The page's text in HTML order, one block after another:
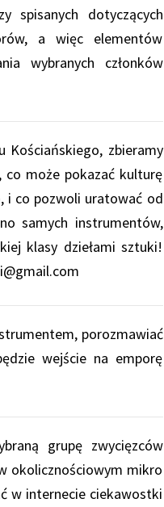
spisanych dotyczących
a więc elementów
wybranych członków
Kościańskiego, zbieramy
co może pokazać kulturę
i co pozwoli uratować od
samych instrumentów,
klasy dziełami sztuki!
porozmawiać
wejście na emporę
grupę zwycięzców
okolicznościowym mikro
w internecie ciekawostki